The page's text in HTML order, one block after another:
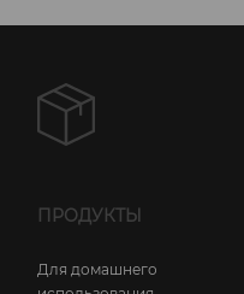
ПРОДУКТЫ
Для домашнего